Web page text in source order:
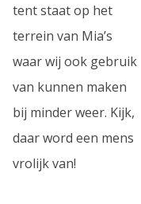
tent staat op het
terrein van Mia’s
waar wij ook gebruik
van kunnen maken
bij minder weer. Kijk,
daar word een mens
vrolijk van!